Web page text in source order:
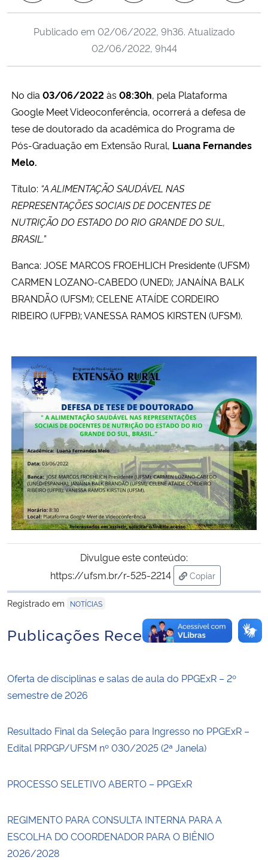
Ministério do Turismo
Ministério do Desenvolvimento Regional
Ministério da Mulher, da Família e dos Direitos Humanos
Secretaria-Geral
Gabinete de Segurança Institucional
Advocacia-Geral da União
Banco Central do Brasil
Planalto
Publicado em 02/06/2022, 9h36. Atualizado
02/06/2022, 9h44
No dia 03/06/2022 às08:30h, pela Plataforma
Google Meet Videoconferência, ocorrerá a defesa de
tese de doutorado da acadêmica do Programa de
Pós-Graduação em Extensão Rural, Luana Fernandes
Melo.
Título: “A ALIMENTAÇÃO SAUDÁVEL NAS
REPRESENTAÇÕES SOCIAIS DE DOCENTES DE
NUTRIÇÃO DO ESTADO DO RIO GRANDE DO SUL,
BRASIL.”
Banca: JOSE MARCOS FROEHLICH Presidente (UFSM)
CARMEN LOZANO-CABEDO (UNED); JANAÍNA BALK
BRANDÃO (UFSM); CELENE ATAÍDE CORDEIRO
RIBEIRO (UFPB); VANESSA RAMOS KIRSTEN (UFSM).
Divulgue este conteúdo:
https://ufsm.br/r-525-2214
Copiar
para área de
Registrado em
NOTÍCIAS
Publicações Recentes
Oferta de disciplinas e salas de aula do PPGExR – 2º
semestre de 2026
Resultado Final da Seleção para Ingresso no PPGExR –
Edital PRPGP/UFSM nº 030/2025 (2ª Janela)
PROCESSO SELETIVO ABERTO – PPGExR
REGIMENTO PARA CONSULTA INTERNA PARA A
ESCOLHA DO COORDENADOR PARA O BIÊNIO
2026/2028